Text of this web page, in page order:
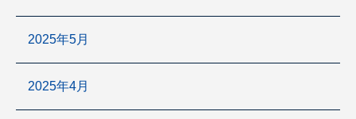
2025年5月
2025年4月